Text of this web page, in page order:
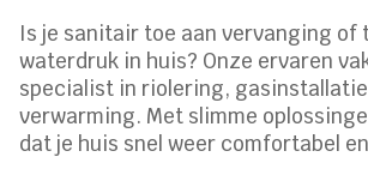
Is je sanitair toe aan vervanging of
waterdruk in huis? Onze ervaren
specialist in riolering,
verwarming. Met slimme
dat je huis snel weer comfortabel